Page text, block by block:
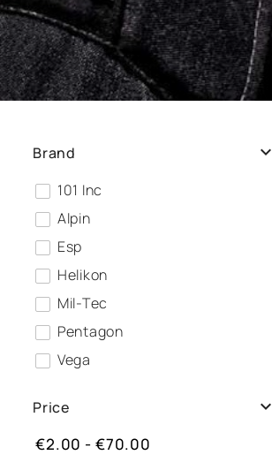
Brand 
101 Inc
Alpin
Esp
Helikon
Mil-Tec
Pentagon
Vega
Price 
€2.00 - €70.00